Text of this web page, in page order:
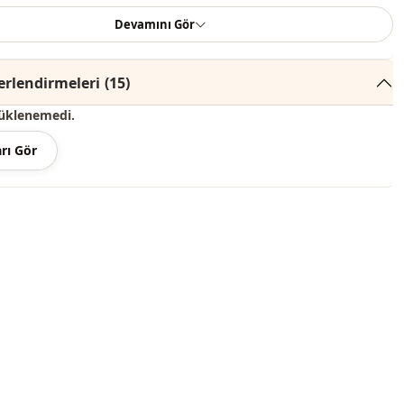
elbiseden oluşmaktadır. (Ayakkabı, çanta ve takılar
kullanılmaktadır.)
yıkayınız.
%20 Polyester
Gömlek yaka
Devamını Gör
(15)
Gör